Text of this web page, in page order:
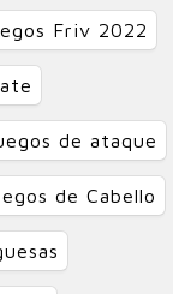
Friv 2022
de ataque
de Cabello